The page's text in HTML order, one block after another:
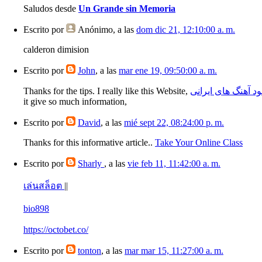
Saludos desde Un Grande sin Memoria
Escrito por Anónimo, a las dom dic 21, 12:10:00 a. m.
calderon dimision
Escrito por John, a las mar ene 19, 09:50:00 a. m.
Thanks for the tips. I really like this Website, آهنگ های ایرانی
it give so much information,
Escrito por David, a las mié sept 22, 08:24:00 p. m.
Thanks for this informative article.. Take Your Online Class
Escrito por Sharly , a las vie feb 11, 11:42:00 a. m.
เล่นสล็อต ||
bio898
https://octobet.co/
Escrito por tonton, a las mar mar 15, 11:27:00 a. m.